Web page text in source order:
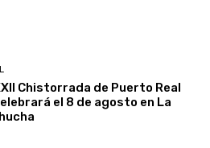
Chistorrada de Puerto Real
el 8 de agosto en La